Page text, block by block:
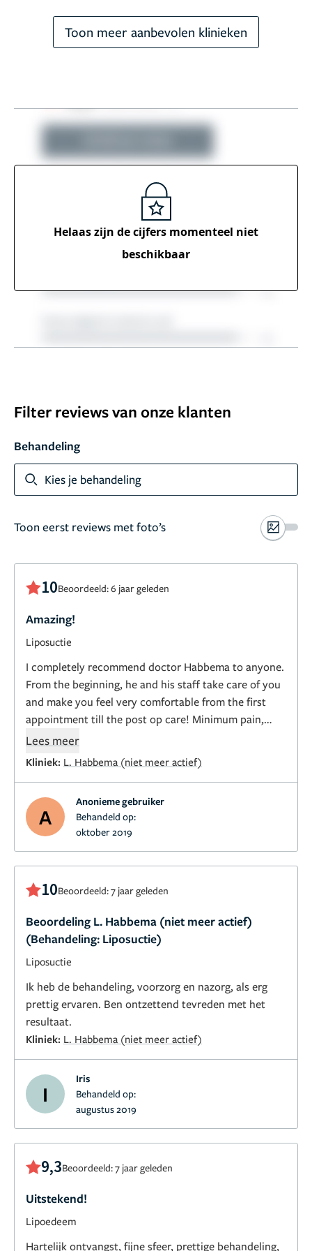
Toon meer aanbevolen klinieken
Helaas zijn de cijfers momenteel niet
beschikbaar
Filter reviews van onze klanten
Behandeling
Kies je behandeling
Toon eerst reviews met foto’s
10Beoordeeld: 6 jaar geleden
Amazing!
Liposuctie
I completely recommend doctor Habbema to anyone.
From the beginning, he and his staff take care of you
and make you feel very comfortable from the first
appointment till the post op care! Minimum pain,
swelling and bruising with him and amazing results!
Lees meer
Kliniek: L. Habbema (niet meer actief)
A
Anonieme gebruiker
Behandeld op:
oktober 2019
10Beoordeeld: 7 jaar geleden
Beoordeling L. Habbema (niet meer actief)
(Behandeling: Liposuctie)
Liposuctie
Ik heb de behandeling, voorzorg en nazorg, als erg
prettig ervaren. Ben ontzettend tevreden met het
resultaat.
Kliniek: L. Habbema (niet meer actief)
I
Iris
Behandeld op:
augustus 2019
9,3Beoordeeld: 7 jaar geleden
Uitstekend!
Lipoedeem
Hartelijk ontvangst, fijne sfeer, prettige behandeling,